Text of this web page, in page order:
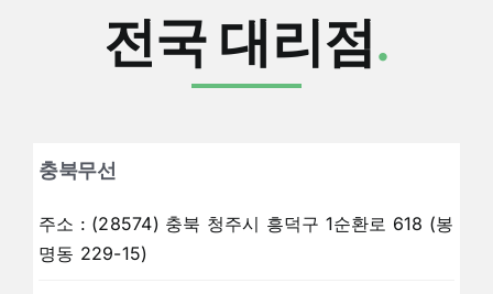
전국 대리점.
충북무선
주소 : (28574) 충북 청주시 흥덕구 1순환로 618 (봉
명동 229-15)